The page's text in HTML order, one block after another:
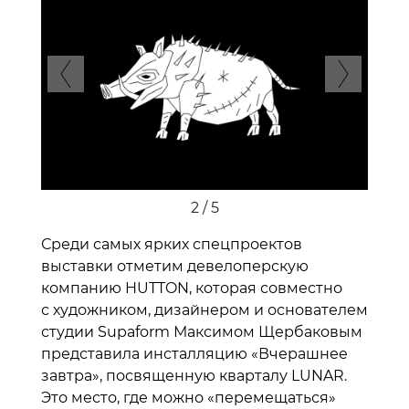
Previous
2 / 5
Среди самых ярких спецпроектов
выставки отметим девелоперскую
компанию HUTTON, которая совместно
с художником, дизайнером и основателем
студии Supaform Максимом Щербаковым
представила инсталляцию «Вчерашнее
завтра», посвященную кварталу LUNAR.
Это место, где можно «перемещаться»